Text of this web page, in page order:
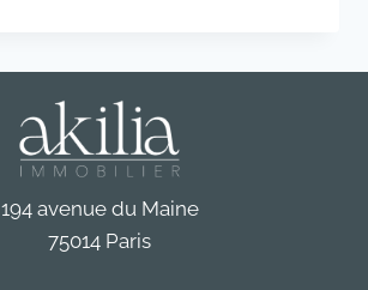
194 avenue du Maine
75014 Paris